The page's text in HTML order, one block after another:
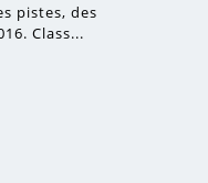
pistes, des
Class...